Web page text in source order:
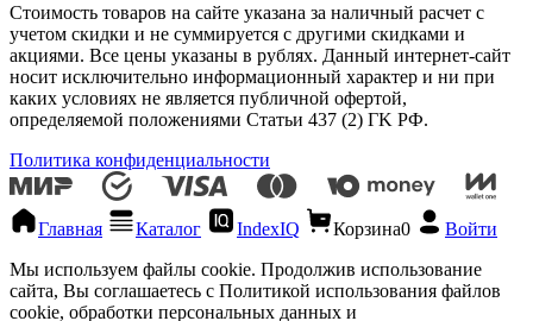
Стоимость товаров на сайте указана за наличный расчет с
учетом скидки и не суммируется с другими скидками и
акциями. Все цены указаны в рублях. Данный интернет-сайт
носит исключительно информационный характер и ни при
каких условиях не является публичной офертой,
определяемой положениями Статьи 437 (2) ГK РФ.
Политика конфиденциальности
Главная Каталог IndexIQ Корзина0
Войти
Мы используем файлы cookie. Продолжив использование
сайта, Вы соглашаетесь с Политикой использования файлов
cookie, обработки персональных данных и